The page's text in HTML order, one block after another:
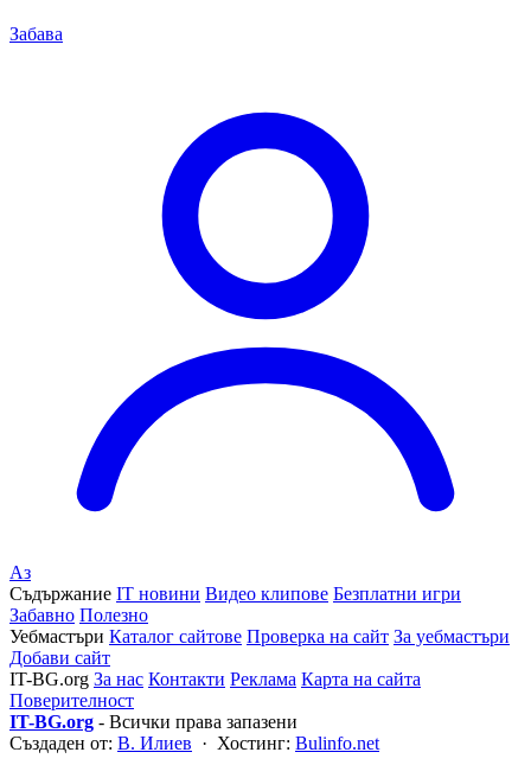
Забава
Аз
Съдържание IT новини Видео клипове Безплатни игри
Забавно Полезно
Уебмастъри Каталог сайтове Проверка на сайт За уебмастъри
Добави сайт
IT-BG.org За нас Контакти Реклама Карта на сайта
Поверителност
IT-BG.org - Всички права запазени
Създаден от: В. Илиев · Хостинг: Bulinfo.net